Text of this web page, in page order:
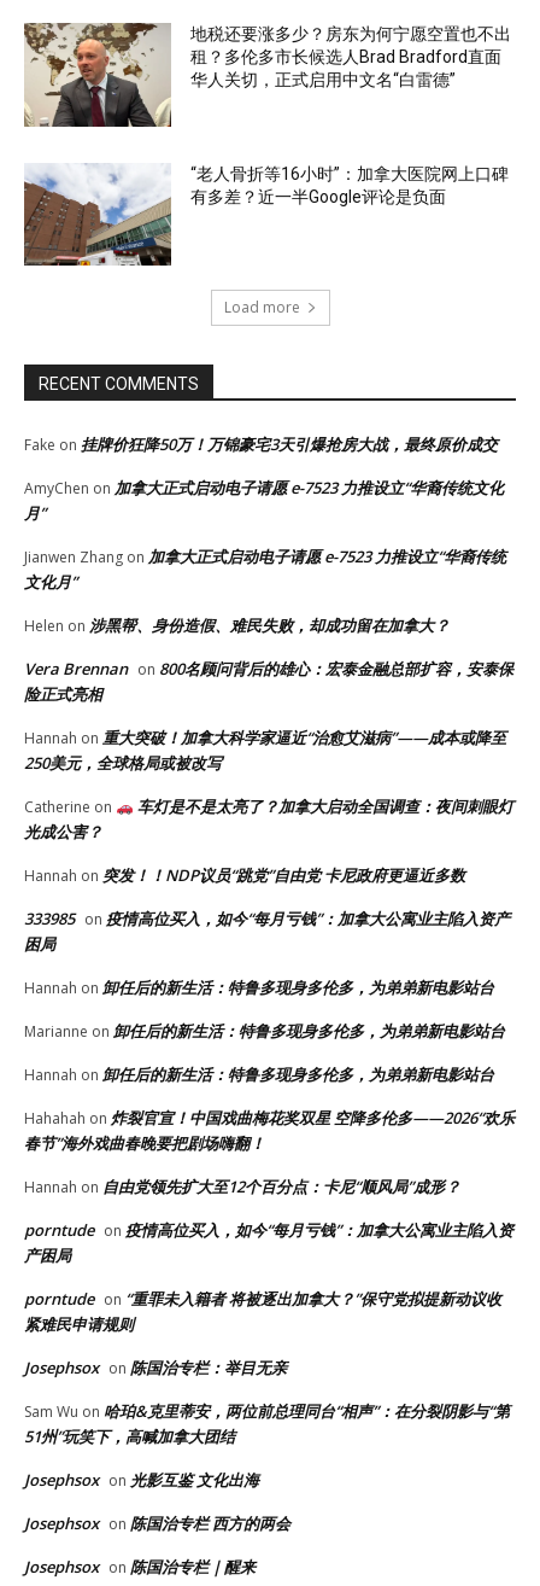
地税还要涨多少？房东为何宁愿空置也不出
租？多伦多市长候选人Brad Bradford直面
华人关切，正式启用中文名“白雷德”
“老人骨折等16小时”：加拿大医院网上口碑
有多差？近一半Google评论是负面
Load more
RECENT COMMENTS
Fake on 挂牌价狂降50万！万锦豪宅3天引爆抢房大战，最终原价成交
AmyChen on 加拿大正式启动电子请愿 e-7523 力推设立“华裔传统文化
月”
Jianwen Zhang on 加拿大正式启动电子请愿 e-7523 力推设立“华裔传统
文化月”
Helen on 涉黑帮、身份造假、难民失败，却成功留在加拿大？
Vera Brennan on 800名顾问背后的雄心：宏泰金融总部扩容，安泰保
险正式亮相
Hannah on 重大突破！加拿大科学家逼近“治愈艾滋病”——成本或降至
250美元，全球格局或被改写
Catherine on
车灯是不是太亮了？加拿大启动全国调查：夜间刺眼灯
光成公害？
Hannah on 突发！！NDP议员“跳党”自由党 卡尼政府更逼近多数
333985 on 疫情高位买入，如今“每月亏钱”：加拿大公寓业主陷入资产
困局
Hannah on 卸任后的新生活：特鲁多现身多伦多，为弟弟新电影站台
Marianne on 卸任后的新生活：特鲁多现身多伦多，为弟弟新电影站台
Hannah on 卸任后的新生活：特鲁多现身多伦多，为弟弟新电影站台
Hahahah on 炸裂官宣！中国戏曲梅花奖双星 空降多伦多——2026“欢乐
春节”海外戏曲春晚要把剧场嗨翻！
Hannah on 自由党领先扩大至12个百分点：卡尼“顺风局”成形？
porntude on 疫情高位买入，如今“每月亏钱”：加拿大公寓业主陷入资
产困局
porntude on “重罪未入籍者 将被逐出加拿大？”保守党拟提新动议收
紧难民申请规则
Josephsox on 陈国治专栏：举目无亲
Sam Wu on 哈珀&克里蒂安，两位前总理同台“相声”：在分裂阴影与“第
51州”玩笑下，高喊加拿大团结
Josephsox on 光影互鉴 文化出海
Josephsox on 陈国治专栏 西方的两会
Josephsox on 陈国治专栏｜醒来